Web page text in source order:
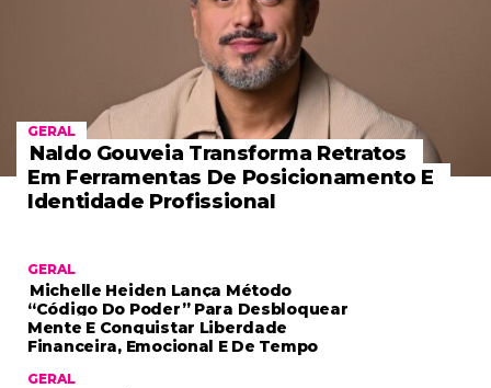
GERAL
Naldo Gouveia Transforma Retratos
Em Ferramentas De Posicionamento E
Identidade Profissional
GERAL
Michelle Heiden Lança Método
“Código Do Poder” Para Desbloquear
Mente E Conquistar Liberdade
Financeira, Emocional E De Tempo
GERAL